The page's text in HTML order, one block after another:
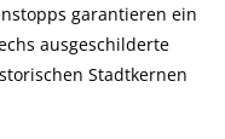
garantieren ein
ausgeschilderte
Stadtkernen